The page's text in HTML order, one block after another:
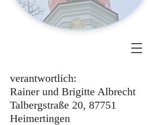
verantwortlich:
Rainer und Brigitte Albrecht
Talbergstraße 20, 87751
Heimertingen